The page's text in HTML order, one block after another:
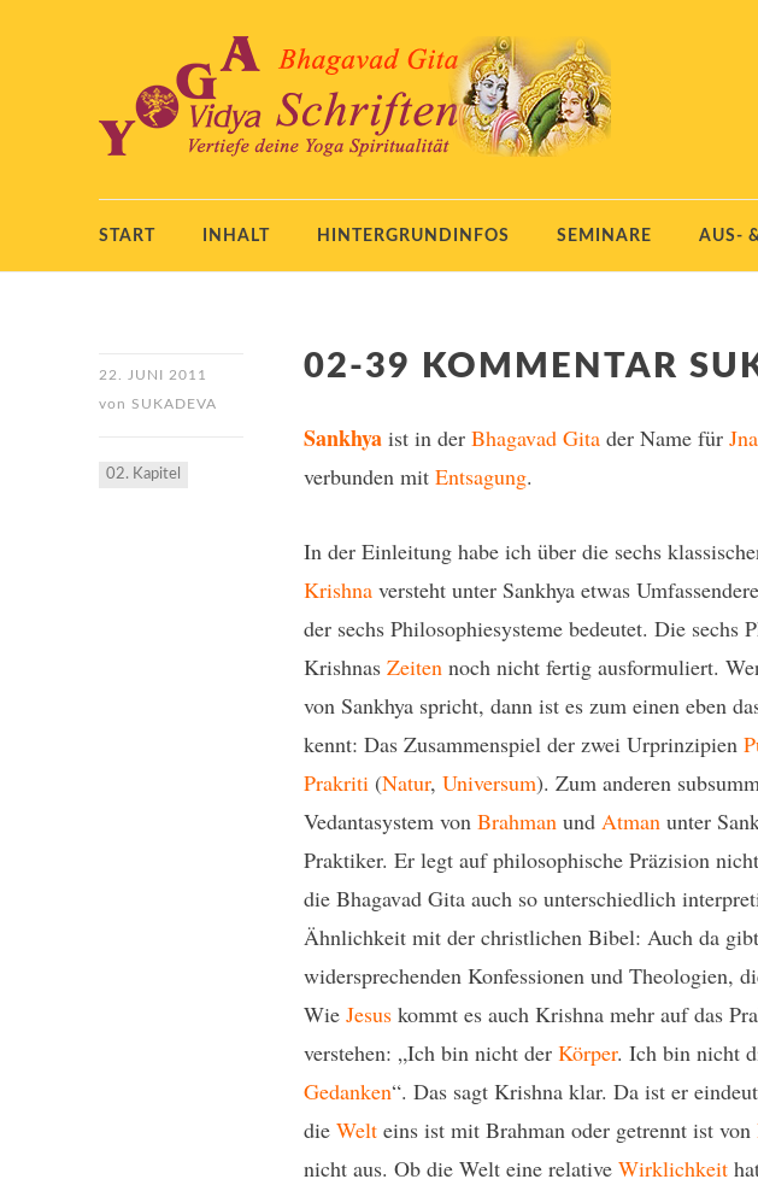
START INHALT HINTERGRUNDINFOS SEMINARE AUS-
22. JUNI 2011
von SUKADEVA
02. Kapitel
02-39 KOMMENTAR
Sankhya ist in derBhagavad Gita der Name für
verbunden mitEntsagung.
In der Einleitung habe ich über die sechs
Krishna versteht unter Sankhya etwas
der sechs Philosophiesysteme bedeutet. Die sechs
KrishnasZeiten noch nicht fertig ausformuliert.
von Sankhya spricht, dann ist es zum einen eben
kennt: Das Zusammenspiel der zwei Urprinzipien
Prakriti (Natur,Universum). Zum anderen
Vedantasystem vonBrahman undAtman unter
Praktiker. Er legt auf philosophische Präzision
die Bhagavad Gita auch so unterschiedlich
Ähnlichkeit mit der christlichen Bibel: Auch da
widersprechenden Konfessionen und Theologien,
WieJesus kommt es auch Krishna mehr auf das
verstehen: „Ich bin nicht derKörper. Ich bin nicht
Gedanken“. Das sagt Krishna klar. Da ist er
dieWelt eins ist mit Brahman oder getrennt ist von
nicht aus. Ob die Welt eine relativeWirklichkeit